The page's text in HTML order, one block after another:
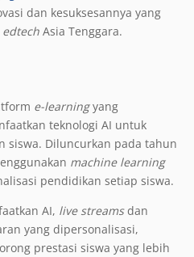
dan kesuksesannya yang
edtech Asia Tenggara.
e-learningyang
teknologi AI untuk
siswa. Diluncurkan pada tahun
machine learning
pendidikan setiap siswa.
AI, live streamsdan
yang dipersonalisasi,
prestasi siswa yang lebih